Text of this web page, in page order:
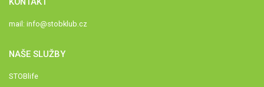
mail: info@stobklub.cz
NAŠE SLUŽBY
STOBlife